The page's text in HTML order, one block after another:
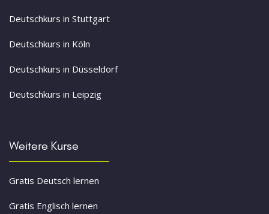
Deutschkurs in Stuttgart
Deutschkurs in Köln
Deutschkurs in Düsseldorf
Deutschkurs in Leipzig
Weitere Kurse
Gratis Deutsch lernen
Gratis Englisch lernen